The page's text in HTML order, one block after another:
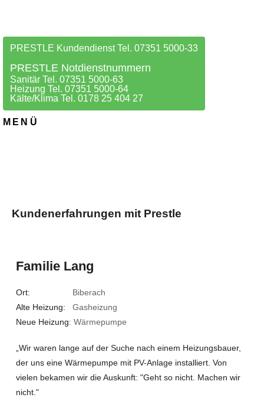
PRESTLE Kundendienst Tel. 07351 5000-33
PRESTLE Notdienstnummern
Sanitär Tel. 07351 5000-63
Heizung Tel. 07351 5000-64
Kälte/Klima Tel. 0178 25 404 27
MENÜ
Kundenerfahrungen mit Prestle
Familie Lang
Ort: Biberach
Alte Heizung: Gasheizung
Neue Heizung: Wärmepumpe
„Wir waren lange auf der Suche nach einem Heizungsbauer,
der uns eine Wärmepumpe mit PV-Anlage installiert. Von
vielen bekamen wir die Auskunft: "Geht so nicht. Machen wir
nicht."